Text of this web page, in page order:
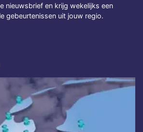
nieuwsbrief en krijg wekelijks een
gebeurtenissen uit jouw regio.